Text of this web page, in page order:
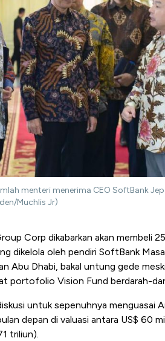
menteri menerima CEO SoftBank
Muchlis Jr)
Corp dikabarkan akan membeli
dikelola oleh pendiri SoftBank
Abu Dhabi, bakal untung gede
portofolio Vision Fund berdarah-
untuk sepenuhnya menguasai
depan di valuasi antara US$ 60
triliun).